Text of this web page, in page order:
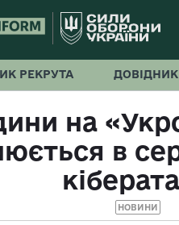
РЕКРУТА
на
в
НОВИНИ